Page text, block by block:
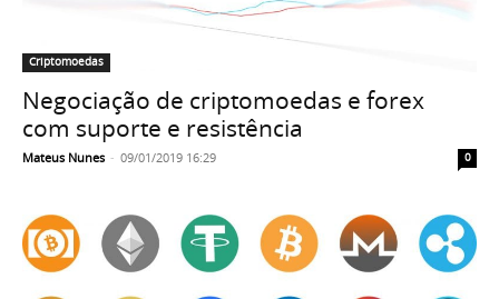
Criptomoedas
Negociação de criptomoedas e forex
com suporte e resistência
Mateus Nunes - 09/01/2019 16:29 0